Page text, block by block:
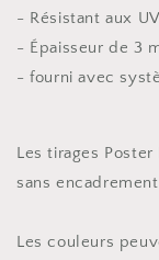
- Résistant aux UV
- Épaisseur de 3
- fourni avec
Les tirages
sans
Les couleurs